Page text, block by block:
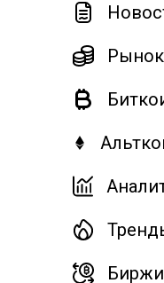
Рынок
Биржи